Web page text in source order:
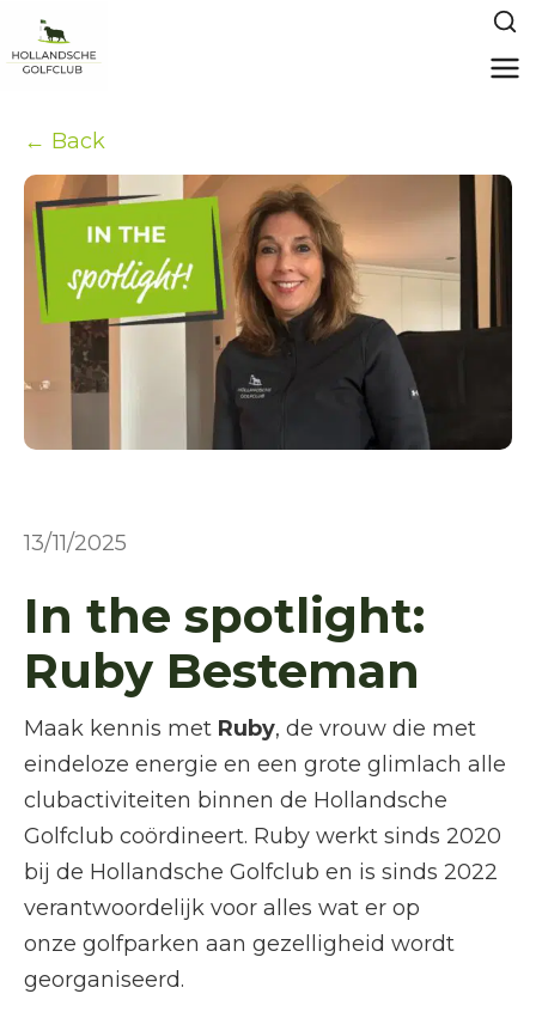
← Back
13/11/2025
In the spotlight:
Ruby Besteman
Maak kennis met Ruby, de vrouw die met
eindeloze energie en een grote glimlach alle
clubactiviteiten binnen de Hollandsche
Golfclub coördineert. Ruby werkt sinds 2020
bij de Hollandsche Golfclub en is sinds 2022
verantwoordelijk voor alles wat er op
onze golfparken aan gezelligheid wordt
georganiseerd.